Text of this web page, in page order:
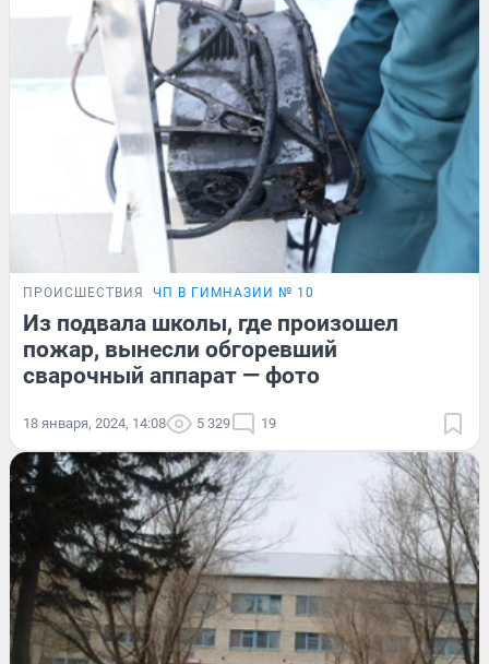
ПРОИСШЕСТВИЯ ЧП В ГИМНАЗИИ № 10
Из подвала школы, где произошел
пожар, вынесли обгоревший
сварочный аппарат — фото
18 января, 2024, 14:08 5 329 19